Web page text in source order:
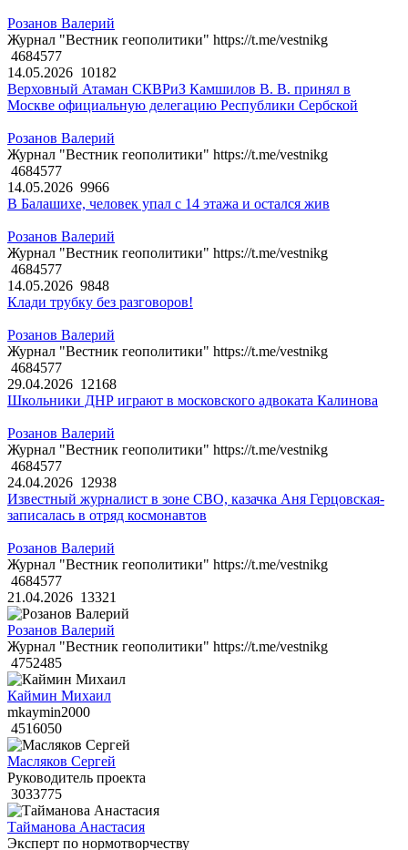
Розанов Валерий
Журнал "Вестник геополитики" https://t.me/vestnikg
4684577
14.05.2026 10182
Верховный Атаман СКВРиЗ Камшилов В. В. принял в
Москве официальную делегацию Республики Сербской
Розанов Валерий
Журнал "Вестник геополитики" https://t.me/vestnikg
4684577
14.05.2026 9966
В Балашихе, человек упал с 14 этажа и остался жив
Розанов Валерий
Журнал "Вестник геополитики" https://t.me/vestnikg
4684577
14.05.2026 9848
Клади трубку без разговоров!
Розанов Валерий
Журнал "Вестник геополитики" https://t.me/vestnikg
4684577
29.04.2026 12168
Школьники ДНР играют в московского адвоката Калинова
Розанов Валерий
Журнал "Вестник геополитики" https://t.me/vestnikg
4684577
24.04.2026 12938
Известный журналист в зоне СВО, казачка Аня Герцовская-
записалась в отряд космонавтов
Розанов Валерий
Журнал "Вестник геополитики" https://t.me/vestnikg
4684577
21.04.2026 13321
Розанов Валерий
Журнал "Вестник геополитики" https://t.me/vestnikg
4752485
Каймин Михаил
mkaymin2000
4516050
Масляков Сергей
Руководитель проекта
3033775
Тайманова Анастасия
Эксперт по нормотворчеству